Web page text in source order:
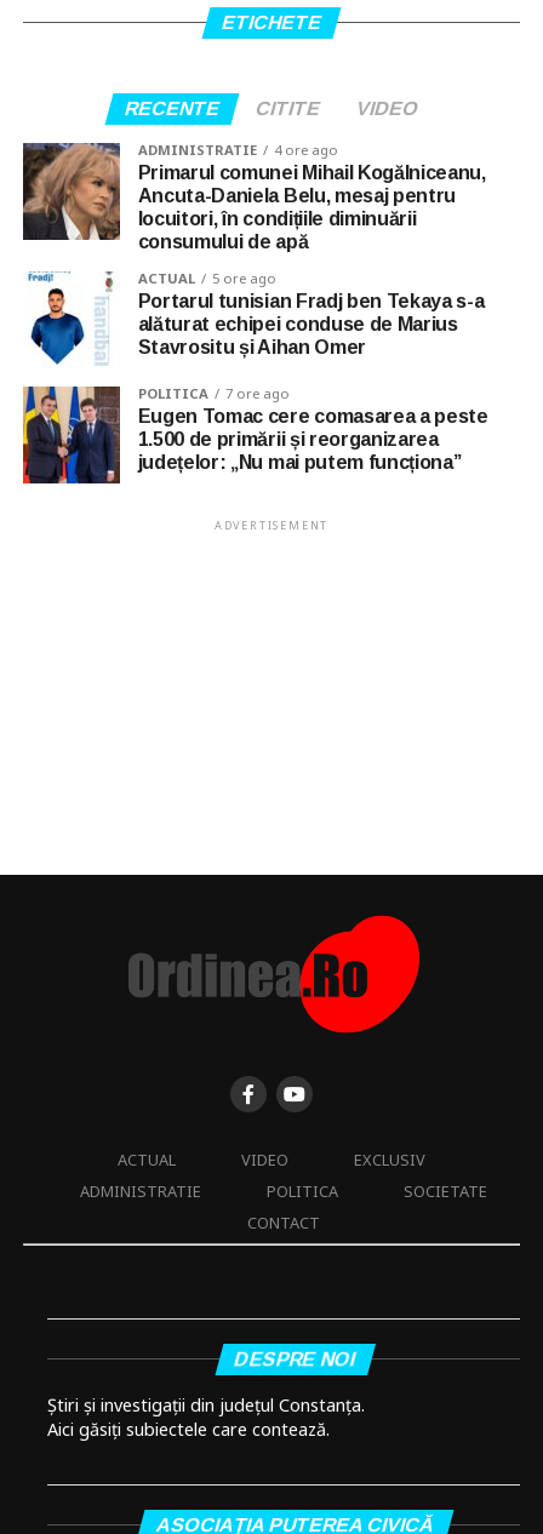
ETICHETE
RECENTE CITITE VIDEO
ADMINISTRATIE 4 ore ago
Primarul comunei Mihail Kogălniceanu,
Ancuta-Daniela Belu, mesaj pentru
locuitori, în condițiile diminuării
consumului de apă
ACTUAL 5 ore ago
Portarul tunisian Fradj ben Tekaya s-a
alăturat echipei conduse de Marius
Stavrositu și Aihan Omer
POLITICA 7 ore ago
Eugen Tomac cere comasarea a peste
1.500 de primării și reorganizarea
județelor: „Nu mai putem funcționa”
ADVERTISEMENT
ACTUAL VIDEO
EXCLUSIV
ADMINISTRATIE
POLITICA
SOCIETATE
CONTACT
DESPRE NOI
Știri și investigații din județul Constanța.
Aici găsiți subiectele care contează.
ASOCIAȚIA PUTEREA CIVICĂ